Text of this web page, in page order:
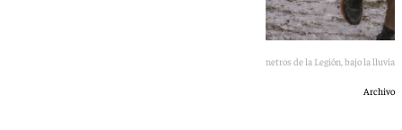
Los 101 kilómetros de la Legión, bajo la lluvia
Archivo